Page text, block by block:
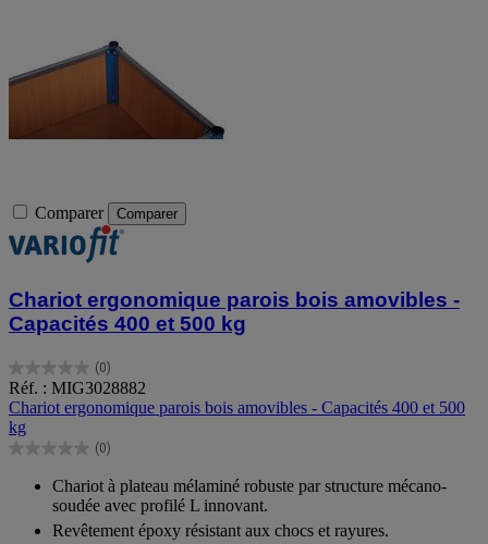
Comparer Comparer
Chariot ergonomique parois bois amovibles -
Capacités 400 et 500 kg
(0)
0.0
sur
5
étoiles.
Réf. : MIG3028882
Chariot ergonomique parois bois amovibles - Capacités 400 et 500
kg
(0)
0.0
étoiles.
Chariot à plateau mélaminé robuste par structure mécano-
soudée avec profilé L innovant.
Revêtement époxy résistant aux chocs et rayures.